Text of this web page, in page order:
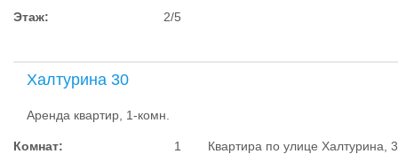
Этаж: 2/5
Халтурина 30
Аренда квартир, 1-комн.
Комнат:
1
Квартира по улице Халтурина,